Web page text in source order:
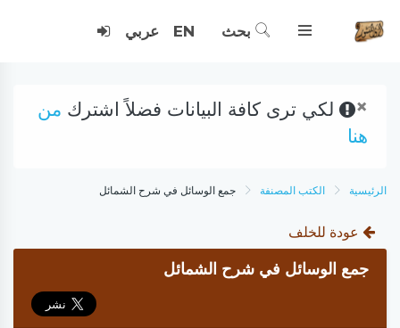
بحث EN عربي
× لكي ترى كافة البيانات فضلاً اشترك من
هنا
الرئيسية الكتب المصنفة جمع الوسائل في شرح الشمائل
عودة للخلف
جمع الوسائل في شرح الشمائل